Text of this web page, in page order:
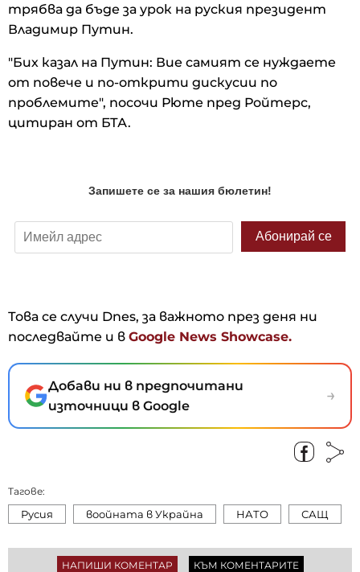
трябва да бъде за урок на руския президент
Владимир Путин.
"Бих казал на Путин: Вие самият се нуждаете
от повече и по-открити дискусии по
проблемите", посочи Рюте пред Ройтерс,
цитиран от БТА.
Това се случи Dnes, за важното през деня ни
последвайте и в Google News Showcase.
Добави ни в предпочитани
източници в Google
→
Тагове:
Русия воойната в Украйна НАТО САЩ
НАПИШИ КОМЕНТАР КЪМ КОМЕНТАРИТЕ